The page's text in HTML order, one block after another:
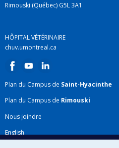
Rimouski (Québec) G5L 3A1
HÔPITAL VÉTÉRINAIRE
chuv.umontreal.ca
Plan du Campus de Saint-Hyacinthe
Plan du Campus de Rimouski
Nous joindre
English